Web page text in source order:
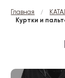
Главная /
Куртки и